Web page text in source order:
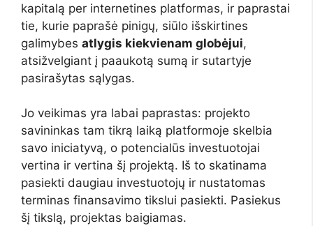
kapitalą per internetines platformas, ir paprastai
tie, kurie paprašė pinigų, siūlo išskirtines
galimybes atlygis kiekvienam globėjui,
atsižvelgiant į paaukotą sumą ir sutartyje
pasirašytas sąlygas.
Jo veikimas yra labai paprastas: projekto
savininkas tam tikrą laiką platformoje skelbia
savo iniciatyvą, o potencialūs investuotojai
vertina ir vertina šį projektą. Iš to skatinama
pasiekti daugiau investuotojų ir nustatomas
terminas finansavimo tikslui pasiekti. Pasiekus
šį tikslą, projektas baigiamas.